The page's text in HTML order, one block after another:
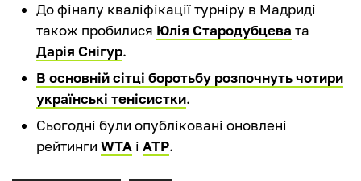
До фіналу кваліфікації турніру в Мадриді
також пробилися Юлія Стародубцева та
Дарія Снігур.
В основній сітці боротьбу розпочнуть чотири
українські тенісистки.
Сьогодні були опубліковані оновлені
рейтинги WTA і АТР.